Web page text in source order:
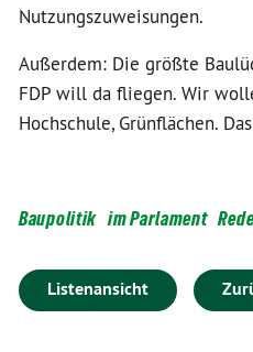
Nutzungszuweisungen.
Außerdem: Die größte
FDP will da fliegen. Wir
Hochschule, Grünflächen.
Baupolitik im Parlament
Listenansicht